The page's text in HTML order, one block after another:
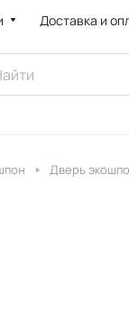
Доставка и
Дверь